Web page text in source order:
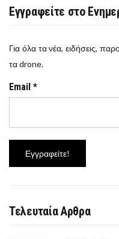
Εγγραφείτε στο
Για όλα τα νέα, ειδήσεις,
τα drone.
Email *
Τελευταία Αρθρα